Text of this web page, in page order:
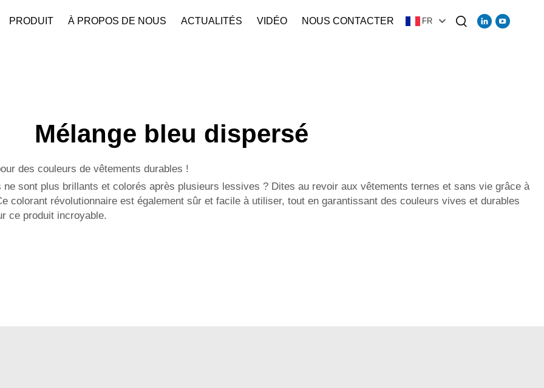
PRODUIT À PROPOS DE NOUS ACTUALITÉS VIDÉO NOUS CONTACTER FR
Mélange bleu dispersé
des couleurs de vêtements durables !
sont plus brillants et colorés après plusieurs lessives ? Dites au revoir aux vêtements ternes et sans vie grâce à
colorant révolutionnaire est également sûr et facile à utiliser, tout en garantissant des couleurs vives et durables
ce produit incroyable.